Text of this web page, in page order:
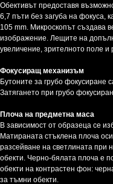
Обективът предоставя
6,7 пъти без загуба на фокуса,
105 mm. Микроскопът създава
изображение. Лещите на
увеличение, зрителното поле и
Фокусиращ механизъм
Бутоните за грубо фокусиране
Затягането при грубо
Плоча на предметна маса
В зависимост от образеца се
Матираната стъклена плоча
разсейване на светлината при
обекти. Черно-бялата плоча е
обекти на контрастен фон:
за тъмни обекти.